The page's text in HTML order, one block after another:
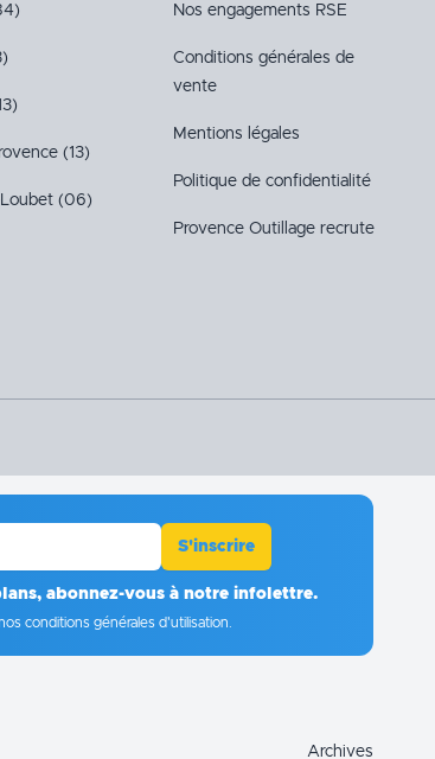
(13)
(06)
Nos engagements RSE
Conditions générales de
vente
Mentions légales
Politique de confidentialité
Provence Outillage recrute
S'inscrire
abonnez-vous à notre infolettre.
conditions générales d'utilisation
Archives